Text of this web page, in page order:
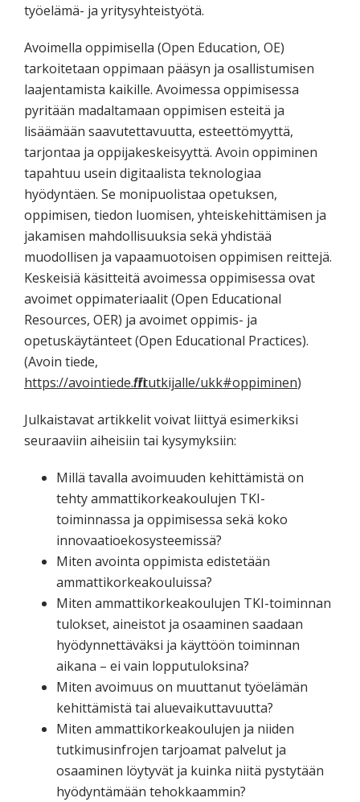
työelämä- ja yritysyhteistyötä.
Avoimella oppimisella (Open Education, OE)
tarkoitetaan oppimaan pääsyn ja osallistumisen
laajentamista kaikille. Avoimessa oppimisessa
pyritään madaltamaan oppimisen esteitä ja
lisäämään saavutettavuutta, esteettömyyttä,
tarjontaa ja oppijakeskeisyyttä. Avoin oppiminen
tapahtuu usein digitaalista teknologiaa
hyödyntäen. Se monipuolistaa opetuksen,
oppimisen, tiedon luomisen, yhteiskehittämisen ja
jakamisen mahdollisuuksia sekä yhdistää
muodollisen ja vapaamuotoisen oppimisen reittejä.
Keskeisiä käsitteitä avoimessa oppimisessa ovat
avoimet oppimateriaalit (Open Educational
Resources, OER) ja avoimet oppimis- ja
opetuskäytänteet (Open Educational Practices).
(Avoin tiede,
https://avointiede.fi/fi/tutkijalle/ukk#oppiminen)
Julkaistavat artikkelit voivat liittyä esimerkiksi
seuraaviin aiheisiin tai kysymyksiin:
Millä tavalla avoimuuden kehittämistä on
tehty ammattikorkeakoulujen TKI-
toiminnassa ja oppimisessa sekä koko
innovaatioekosysteemissä?
Miten avointa oppimista edistetään
ammattikorkeakouluissa?
Miten ammattikorkeakoulujen TKI-toiminnan
tulokset, aineistot ja osaaminen saadaan
hyödynnettäväksi ja käyttöön toiminnan
aikana – ei vain lopputuloksina?
Miten avoimuus on muuttanut työelämän
kehittämistä tai aluevaikuttavuutta?
Miten ammattikorkeakoulujen ja niiden
tutkimusinfrojen tarjoamat palvelut ja
osaaminen löytyvät ja kuinka niitä pystytään
hyödyntämään tehokkaammin?